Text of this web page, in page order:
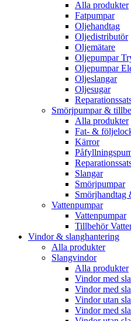
Alla produkter
Fatpumpar
Oljehandtag
Oljedistributör
Oljemätare
Oljepumpar
Oljepumpar
Oljeslangar
Oljesugar
Smörjpumpar &
Alla produkter
Fat- &
Kärror
Slangar
Smörjpumpar
Smörjhandtag
Vattenpumpar
Vattenpumpar
Tillbehör
Vindor & slanghantering
Alla produkter
Slangvindor
Alla produkter
Vindor med
Vindor med
Vindor utan
Vindor med